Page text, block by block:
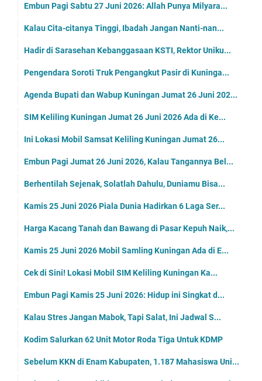
Embun Pagi Sabtu 27 Juni 2026: Allah Punya Milyara...
Kalau Cita-citanya Tinggi, Ibadah Jangan Nanti-nan...
Hadir di Sarasehan Kebanggasaan KSTI, Rektor Uniku...
Pengendara Soroti Truk Pengangkut Pasir di Kuninga...
Agenda Bupati dan Wabup Kuningan Jumat 26 Juni 202...
SIM Keliling Kuningan Jumat 26 Juni 2026 Ada di Ke...
Ini Lokasi Mobil Samsat Keliling Kuningan Jumat 26...
Embun Pagi Jumat 26 Juni 2026, Kalau Tangannya Bel...
Berhentilah Sejenak, Solatlah Dahulu, Duniamu Bisa...
Kamis 25 Juni 2026 Piala Dunia Hadirkan 6 Laga Ser...
Harga Kacang Tanah dan Bawang di Pasar Kepuh Naik,...
Kamis 25 Juni 2026 Mobil Samling Kuningan Ada di E...
Cek di Sini! Lokasi Mobil SIM Keliling Kuningan Ka...
Embun Pagi Kamis 25 Juni 2026: Hidup ini Singkat d...
Kalau Stres Jangan Mabok, Tapi Salat, Ini Jadwal S...
Kodim Salurkan 62 Unit Motor Roda Tiga Untuk KDMP
Sebelum KKN di Enam Kabupaten, 1.187 Mahasiswa Uni...